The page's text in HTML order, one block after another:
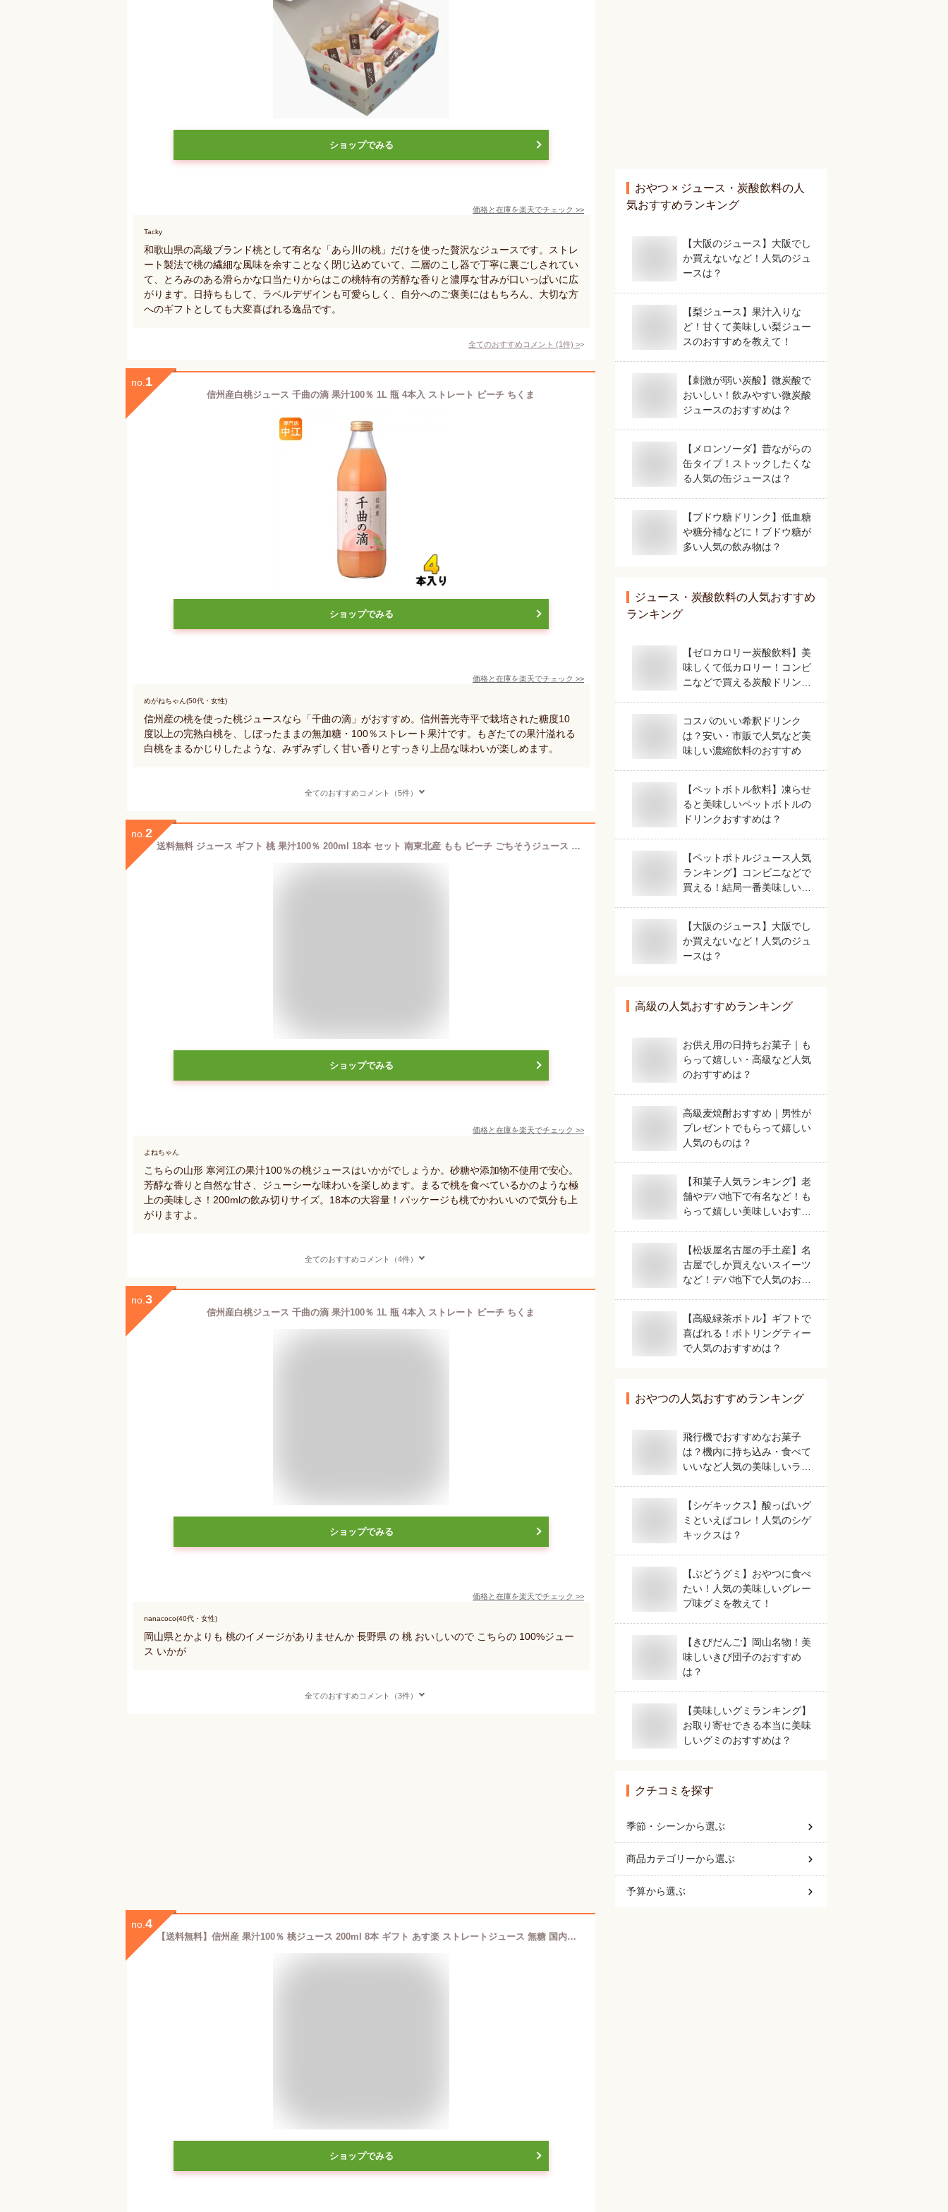
ショップでみる
価格と在庫を楽天でチェック >>
Tacky
和歌山県の高級ブランド桃として有名な「あら川の桃」だけを使った贅沢なジュースです。ストレ
ート製法で桃の繊細な風味を余すことなく閉じ込めていて、二層のこし器で丁寧に裏ごしされてい
て、とろみのある滑らかな口当たりからはこの桃特有の芳醇な香りと濃厚な甘みが口いっぱいに広
がります。日持ちもして、ラベルデザインも可愛らしく、自分へのご褒美にはもちろん、大切な方
へのギフトとしても大変喜ばれる逸品です。
全てのおすすめコメント (1件) >
no. 1
信州産白桃ジュース 千曲の滴 果汁100％ 1L 瓶 4本入 ストレート ピーチ ちくま
ショップでみる
価格と在庫を楽天でチェック >>
めがねちゃん(50代・女性)
信州産の桃を使った桃ジュースなら「千曲の滴」がおすすめ。信州善光寺平で栽培された糖度10
度以上の完熟白桃を、しぼったままの無加糖・100％ストレート果汁です。もぎたての果汁溢れる
白桃をまるかじりしたような、みずみずしく甘い香りとすっきり上品な味わいが楽しめます。
全てのおすすめコメント（5件）
no. 2
送料無料 ジュース ギフト 桃 果汁100％ 200ml 18本 セット 南東北産 もも ピーチ ごちそうジュース 山形 寒河江 お取り寄せグルメ ギフトボックス ギフト 誕生日 お祝い 贈り物 のし対応可
ショップでみる
価格と在庫を楽天でチェック >>
よねちゃん
こちらの山形 寒河江の果汁100％の桃ジュースはいかがでしょうか。砂糖や添加物不使用で安心。
芳醇な香りと自然な甘さ、ジューシーな味わいを楽しめます。まるで桃を食べているかのような極
上の美味しさ！200mlの飲み切りサイズ。18本の大容量！パッケージも桃でかわいいので気分も上
がりますよ。
全てのおすすめコメント（4件）
no. 3
信州産白桃ジュース 千曲の滴 果汁100％ 1L 瓶 4本入 ストレート ピーチ ちくま
ショップでみる
価格と在庫を楽天でチェック >>
nanacoco(40代・女性)
岡山県とかよりも 桃のイメージがありませんか 長野県 の 桃 おいしいので こちらの 100%ジュー
ス いかが
全てのおすすめコメント（3件）
no. 4
【送料無料】信州産 果汁100％ 桃ジュース 200ml 8本 ギフト あす楽 ストレートジュース 無糖 国内製造品 | ももジュース モモジュース 果物ジュース ピーチ ピーチジュース 一番おいしい旬に絞りました ドリンク 国産 お中元 お歳暮 内祝 プレゼント お祝い お礼 出産祝い
ショップでみる
おやつ × ジュース・炭酸飲料の人
気おすすめランキング
【大阪のジュース】大阪でし
か買えないなど！人気のジュ
ースは？
【梨ジュース】果汁入りな
ど！甘くて美味しい梨ジュー
スのおすすめを教えて！
【刺激が弱い炭酸】微炭酸で
おいしい！飲みやすい微炭酸
ジュースのおすすめは？
【メロンソーダ】昔ながらの
缶タイプ！ストックしたくな
る人気の缶ジュースは？
【ブドウ糖ドリンク】低血糖
や糖分補などに！ブドウ糖が
多い人気の飲み物は？
ジュース・炭酸飲料の人気おすすめ
ランキング
【ゼロカロリー炭酸飲料】美
味しくて低カロリー！コンビ
ニなどで買える炭酸ドリンク
コスパのいい希釈ドリンク
は？安い・市販で人気など美
味しい濃縮飲料のおすすめ
【ペットボトル飲料】凍らせ
ると美味しいペットボトルの
ドリンクおすすめは？
【ペットボトルジュース人気
ランキング】コンビニなどで
買える！結局一番美味しいド
【大阪のジュース】大阪でし
か買えないなど！人気のジュ
ースは？
高級の人気おすすめランキング
お供え用の日持ちお菓子｜も
らって嬉しい・高級など人気
のおすすめは？
高級麦焼酎おすすめ｜男性が
プレゼントでもらって嬉しい
人気のものは？
【和菓子人気ランキング】老
舗やデパ地下で有名など！も
らって嬉しい美味しいおすす
【松坂屋名古屋の手土産】名
古屋でしか買えないスイーツ
など！デパ地下で人気のおす
【高級緑茶ボトル】ギフトで
喜ばれる！ボトリングティー
で人気のおすすめは？
おやつの人気おすすめランキング
飛行機でおすすめなお菓子
は？機内に持ち込み・食べて
いいなど人気の美味しいラン
【シゲキックス】酸っぱいグ
ミといえばコレ！人気のシゲ
キックスは？
【ぶどうグミ】おやつに食べ
たい！人気の美味しいグレー
プ味グミを教えて！
【きびだんご】岡山名物！美
味しいきび団子のおすすめ
は？
【美味しいグミランキング】
お取り寄せできる本当に美味
しいグミのおすすめは？
クチコミを探す
季節・シーンから選ぶ
商品カテゴリーから選ぶ
予算から選ぶ